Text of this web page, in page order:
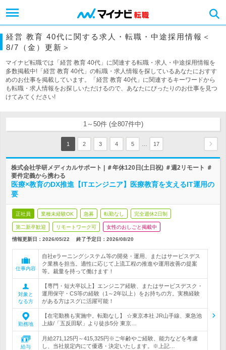
経営 教育 40代に関する求人・転職・中途採用情報＜
8/7（金）更新＞
マイナビ転職では「経営 教育 40代」に関連する転職・求人・中途採用情報を
多数掲載中!「経営 教育 40代」の転職・求人情報を探しているあなたにおすす
めのお仕事を掲載しています。「経営 教育 40代」に関連するキーワードから
も転職・求人情報をお探しいただけるので、あなたにぴったりのお仕事を見つ
けてみてください!
1～50件 (全807件中)
1 2 3 4 5 17
株式会社学研メディカルサポート | ＃年休120日(土日祝) ＃週2リモート ＃
要件定義から携わる
医療×教育のDX推進【ITエンジニア】医療教育を支えるIT運用の
要
正社員 業種未経験OK 急募 転勤なし 完全週休2日制
第二新卒歓迎 リモートワーク可 女性のおしごと掲載中
情報更新日：2026/05/22 終了予定日： 2026/08/20
仕事内容
自社eラーニングシステム等の開発・運用、またはサービスデス
ク業務を担当。適性に応じて上流工程の推進や運用改善の提案
等。裁量を持って働けます！
対象と
なる方
【専門・短大卒以上】エンジニア経験、またはサービスデスク・
運用保守・CS等の経験（1～2年以上）をお持ちの方。実務経験
がある方はスグに活躍可能！
勤務地
【在宅勤務も実施中。転勤なし】 ☆東京本社 JR山手線、東急池
上線/「五反田駅」より徒歩5分 東京…
給与
月給271,125円～415,325円※ご年齢やご経験、能力などを考慮
し、当社規定内にて優遇・決定いたします。※上記…